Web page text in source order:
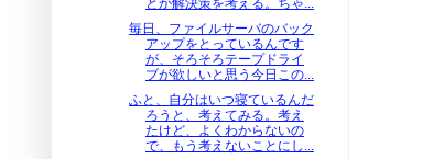
毎日、ファイルサーバのバック
アップをとっているんです
が、そろそろテープドライ
ブが欲しいと思う今日この...
ふと、自分はいつ寝ているんだ
ろうと、考えてみる。考え
たけど、よくわからないの
で、もう考えないことにし...